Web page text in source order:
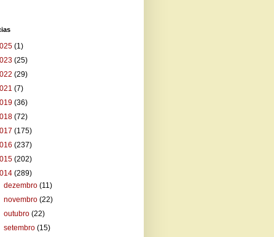
(1)
(25)
(29)
(7)
(36)
(72)
(175)
(237)
(202)
(289)
dezembro(11)
novembro(22)
outubro(22)
setembro(15)